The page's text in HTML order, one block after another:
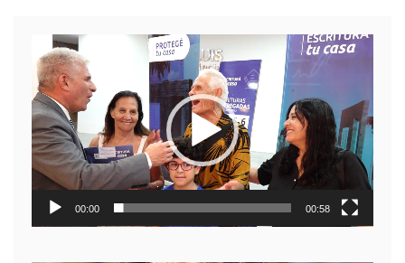
Reproductor
de
video
00:00 00:58